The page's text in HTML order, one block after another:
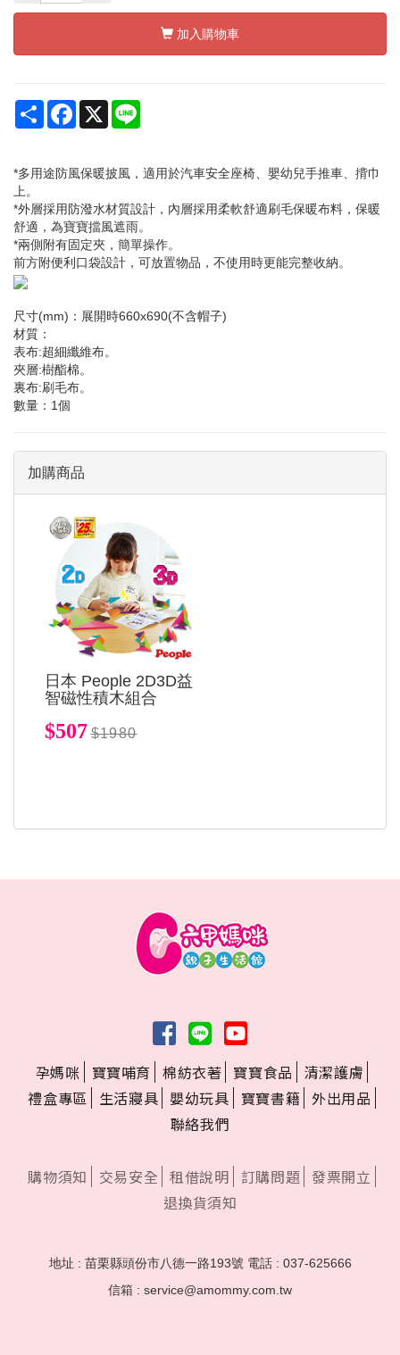
加入購物車
Share Facebook
X
*多用途防風保暖披風，適用於汽車安全座椅、嬰幼兒手推車、揹巾
上。
*外層採用防潑水材質設計，內層採用柔軟舒適刷毛保暖布料，保暖
舒適，為寶寶擋風遮雨。
*兩側附有固定夾，簡單操作。
前方附便利口袋設計，可放置物品，不使用時更能完整收納。
尺寸(mm)：展開時660x690(不含帽子)
材質：
表布:超細纖維布。
夾層:樹酯棉。
裏布:刷毛布。
數量：1個
加購商品
日本 People 2D3D益
智磁性積木組合
$507 $1980
孕媽咪 寶寶哺育 棉紡衣著 寶寶食品
清潔護膚
禮盒專區
生活寢具 嬰幼玩具 寶寶書籍 外出用品
聯絡我們
購物須知 交易安全 租借說明 訂購問題 發票開立
退換貨須知
地址 : 苗栗縣頭份市八德一路193號 電話 : 037-625666
信箱 : service@amommy.com.tw